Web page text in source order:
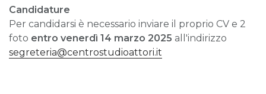
Candidature
Per candidarsi è necessario inviare il proprio CV e 2
foto entro venerdì 14 marzo 2025 all'indirizzo
segreteria@centrostudioattori.it